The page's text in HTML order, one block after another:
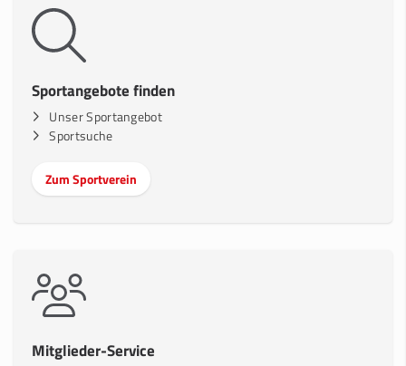
Sportangebote finden
Unser Sportangebot
Sportsuche
Zum Sportverein
Mitglieder-Service